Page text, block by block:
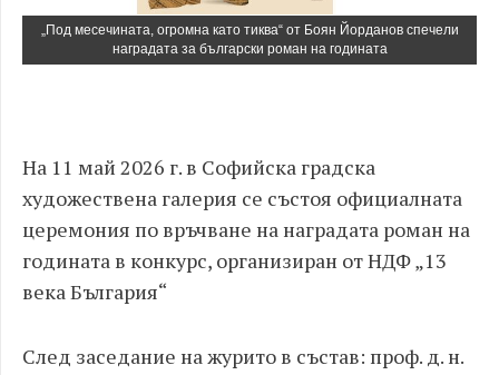
„Под месечината, огромна като тиква“ от Боян Йорданов спечели
наградата за български роман на годината
На 11 май 2026 г. в Софийска градска
художествена галерия се състоя официалната
церемония по връчване на наградата роман на
годината в конкурс, организиран от НДФ „13
века България“
След заседание на журито в състав: проф. д. н.